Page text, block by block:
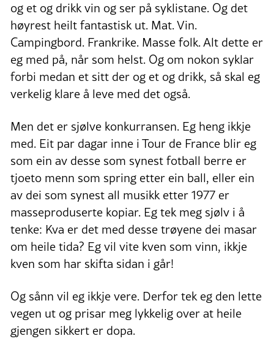
og et og drikk vin og ser på syklistane. Og det
høyrest heilt fantastisk ut. Mat. Vin.
Campingbord. Frankrike. Masse folk. Alt dette er
eg med på, når som helst. Og om nokon syklar
forbi medan et sitt der og et og drikk, så skal eg
verkelig klare å leve med det også.
Men det er sjølve konkurransen. Eg heng ikkje
med. Eit par dagar inne i Tour de France blir eg
som ein av desse som synest fotball berre er
tjoeto menn som spring etter ein ball, eller ein
av dei som synest all musikk etter 1977 er
masseproduserte kopiar. Eg tek meg sjølv i å
tenke: Kva er det med desse trøyene dei masar
om heile tida? Eg vil vite kven som vinn, ikkje
kven som har skifta sidan i går!
Og sånn vil eg ikkje vere. Derfor tek eg den lette
vegen ut og prisar meg lykkelig over at heile
gjengen sikkert er dopa.